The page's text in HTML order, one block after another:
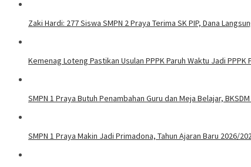
Zaki Hardi: 277 Siswa SMPN 2 Praya Terima SK PIP, Dana
Kemenag Loteng Pastikan Usulan PPPK Paruh Waktu Jadi
SMPN 1 Praya Butuh Penambahan Guru dan Meja Belajar,
SMPN 1 Praya Makin Jadi Primadona, Tahun Ajaran Baru 2026/